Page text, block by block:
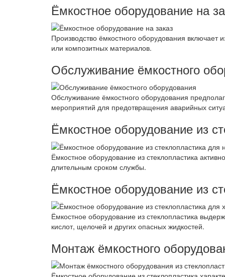
Ёмкостное оборудование на
Производство ёмкостного оборудования включает
или композитных материалов.
Обслуживание ёмкостного
Обслуживание ёмкостного оборудования
мероприятий для предотвращения аварийных
Ёмкостное оборудование из
Ёмкостное оборудование из стеклопластика
длительным сроком службы.
Ёмкостное оборудование из
Ёмкостное оборудование из стеклопластика
кислот, щелочей и других опасных жидкостей.
Монтаж ёмкостного